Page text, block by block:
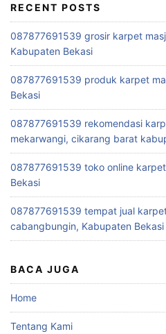
RECENT POSTS
087877691539 grosir karpet
Kabupaten Bekasi
087877691539 produk karpet
Bekasi
087877691539 rekomendasi
mekarwangi, cikarang barat
087877691539 toko online
Bekasi
087877691539 tempat jual
cabangbungin, Kabupaten Bekasi
BACA JUGA
Home
Tentang Kami